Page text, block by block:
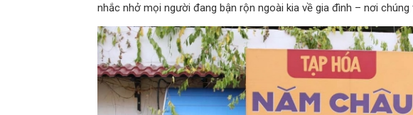
nhắc nhở mọi người đang bận rộn ngoài kia về gia đình – nơi chúng